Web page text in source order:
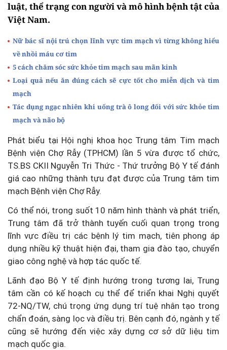
luật, thể trạng con người và mô hình bệnh tật của
Việt Nam.
Nữ bác sĩ nội trú chọn lĩnh vực tim mạch vì từng không hiểu
về nhồi máu cơ tim
5 cách chăm sóc sức khỏe tim mạch sau mãn kinh
Loại quả nếu ăn đúng cách sẽ cực tốt cho miễn dịch và tim
mạch
Tác dụng ngạc nhiên khi uống trà ô long đối với sức khỏe tim
mạch và não bộ
Phát biểu tại Hội nghị khoa học Trung tâm Tim mạch
Bệnh viện Chợ Rẫy (TPHCM) lần 5 vừa được tổ chức,
TS.BS CKII Nguyễn Tri Thức - Thứ trưởng Bộ Y tế đánh
giá cao những thành tựu đạt được của Trung tâm tim
mạch Bệnh viện Chợ Rẫy.
Có thể nói, trong suốt 10 năm hình thành và phát triển,
Trung tâm đã trở thành tuyến cuối quan trọng trong
lĩnh vực điều trị các bệnh lý tim mạch, tiên phong áp
dụng nhiều kỹ thuật hiện đại, tham gia đào tạo, chuyển
giao công nghệ và hợp tác quốc tế.
Lãnh đạo Bộ Y tế định hướng trong tương lai, Trung
tâm cần có kế hoạch cụ thể để triển khai Nghị quyết
72-NQ/TW, chú trọng ứng dụng trí tuệ nhân tạo trong
chẩn đoán, sàng lọc và điều trị. Bên cạnh đó, ngành y tế
cũng sẽ hướng đến việc xây dựng cơ sở dữ liệu tim
mạch quốc gia.